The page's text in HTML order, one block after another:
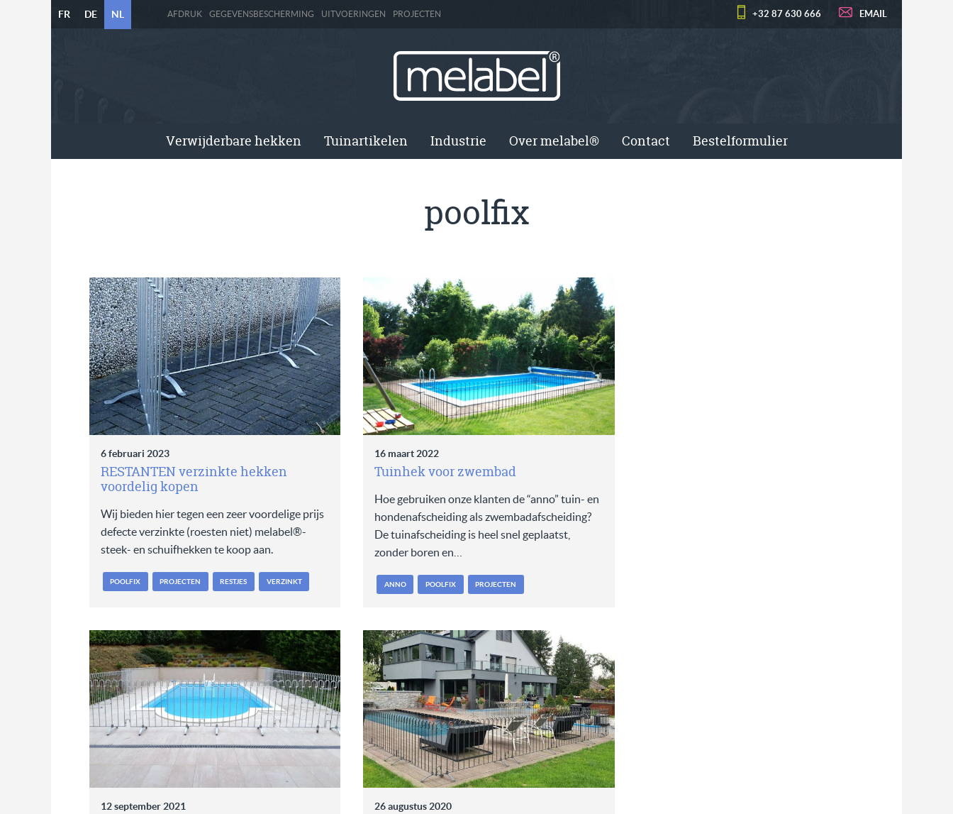
FR DE NL AFDRUK GEGEVENSBESCHERMING UITVOERINGEN PROJECTEN +32 87 630 666 EMAIL
Verwijderbare hekken Tuinartikelen Industrie Over melabel® Contact Bestelformulier
poolfix
6 februari 2023
RESTANTEN verzinkte hekken
voordelig kopen
Wij bieden hier tegen een zeer voordelige prijs
defecte verzinkte (roesten niet) melabel®-
steek- en schuifhekken te koop aan.
POOLFIX PROJECTEN RESTJES VERZINKT
16 maart 2022
Tuinhek voor zwembad
Hoe gebruiken onze klanten de “anno” tuin- en
hondenafscheiding als zwembadafscheiding?
De tuinafscheiding is heel snel geplaatst,
zonder boren en…
ANNO POOLFIX PROJECTEN
12 september 2021 26 augustus 2020